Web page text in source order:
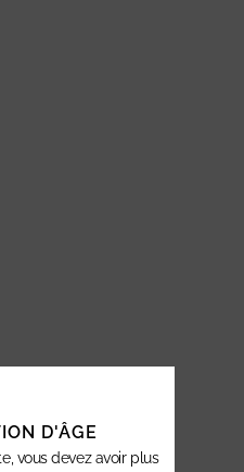
D'ÂGE
vous devez avoir plus